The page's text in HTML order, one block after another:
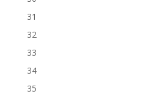
31
32
33
34
35